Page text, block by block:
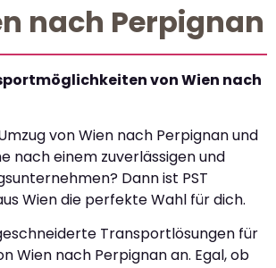
nach Perpignan
von Wien nach
von Wien nach Perpignan und
nach einem zuverlässigen und
Dann ist PST
Wien die perfekte Wahl für dich.
Transportlösungen für
Wien nach Perpignan an. Egal, ob